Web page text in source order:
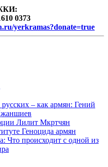
0373
yerkramas?donate=true
– как армян: Гений
Лилит Мкртчян
Геноцида армян
Что происходит с одной из